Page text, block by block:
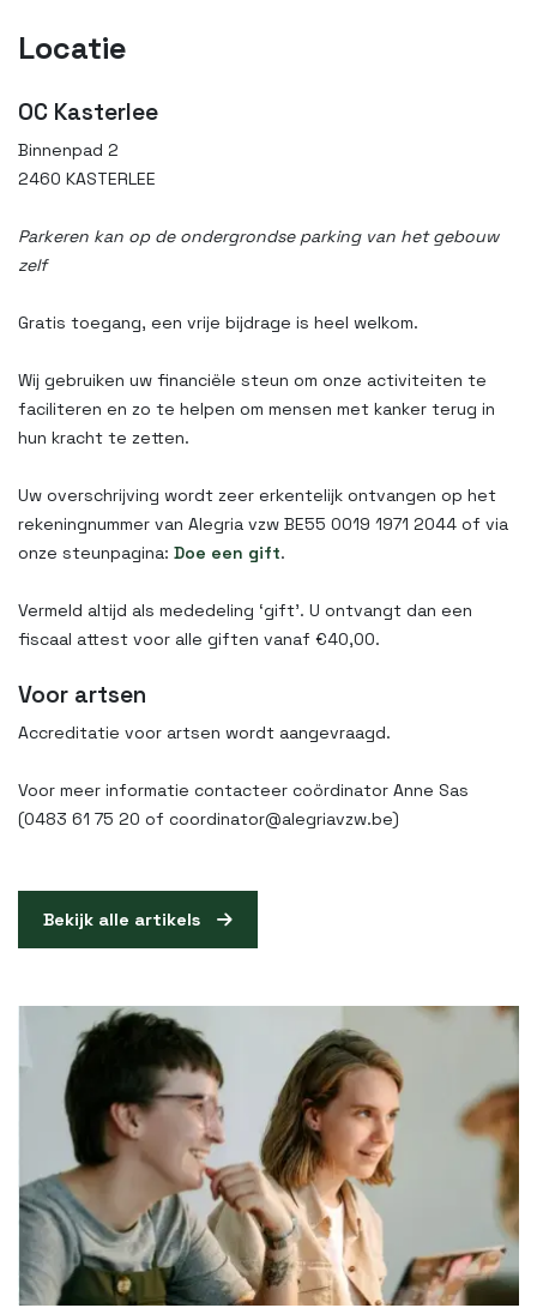
Locatie
OC Kasterlee
Binnenpad 2
2460 KASTERLEE
Parkeren kan op de ondergrondse parking van het gebouw
zelf
Gratis toegang, een vrije bijdrage is heel welkom.
Wij gebruiken uw financiële steun om onze activiteiten te
faciliteren en zo te helpen om mensen met kanker terug in
hun kracht te zetten.
Uw overschrijving wordt zeer erkentelijk ontvangen op het
rekeningnummer van Alegria vzw BE55 0019 1971 2044 of via
onze steunpagina: Doe een gift.
Vermeld altijd als mededeling ‘gift’. U ontvangt dan een
fiscaal attest voor alle giften vanaf €40,00.
Voor artsen
Accreditatie voor artsen wordt aangevraagd.
Voor meer informatie contacteer coördinator Anne Sas
(0483 61 75 20 of coordinator@alegriavzw.be)
Bekijk alle artikels